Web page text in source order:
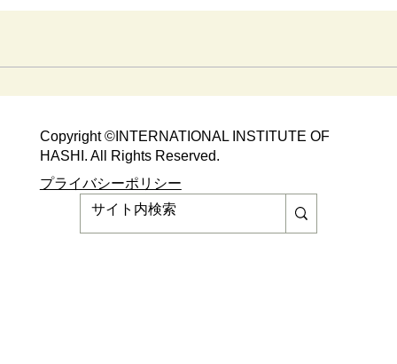
晩秋の京都で「出たとこ勝負」やっちゃ
Copyright ©​INTERNATIONAL INSTITUTE OF
HASHI. All Rights Reserved.​
​​プライバシーポリシー